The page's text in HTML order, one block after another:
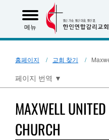
메뉴
홈페이지 교회 찾기
페이지 번역 ▼
MAXWELL
CHURCH